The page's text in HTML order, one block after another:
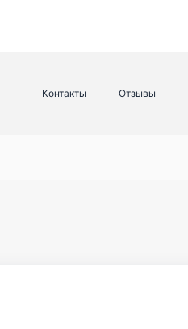
Контакты Отзывы